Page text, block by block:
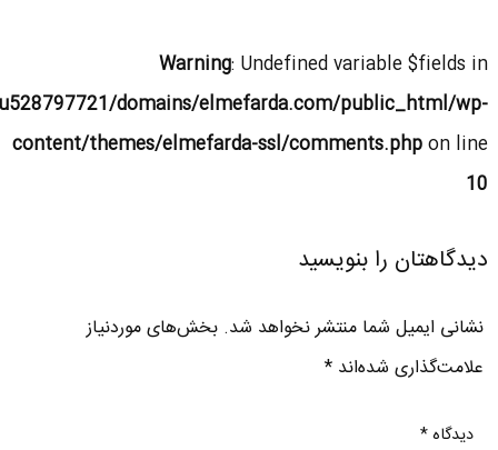
Warning: Undefined variable $fields in
domains/elmefarda.com/public_html/wp-
content/themes/elmefarda-ssl/comments.phpon line
10
دیدگاهتان را بنویسید
نشانی ایمیل شما منتشر نخواهد شد. بخش‌های موردنیاز
علامت‌گذاری شده‌اند*
دیدگاه*